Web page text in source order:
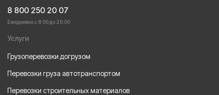
8 800 250 20 07
Ежедневно с 8:00 до 20:00
Услуги
Грузоперевозки догрузом
Перевозки груза автотранспортом
Перевозки строительных материалов